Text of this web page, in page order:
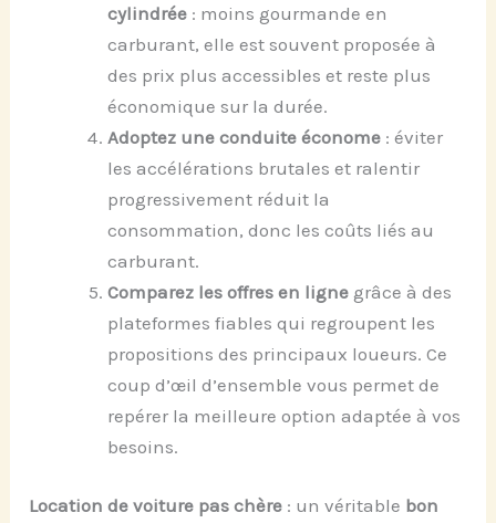
cylindrée : moins gourmande en
carburant, elle est souvent proposée à
des prix plus accessibles et reste plus
économique sur la durée.
Adoptez une conduite économe : éviter
les accélérations brutales et ralentir
progressivement réduit la
consommation, donc les coûts liés au
carburant.
Comparez les offres en ligne grâce à des
plateformes fiables qui regroupent les
propositions des principaux loueurs. Ce
coup d’œil d’ensemble vous permet de
repérer la meilleure option adaptée à vos
besoins.
Location de voiture pas chère : un véritable bon